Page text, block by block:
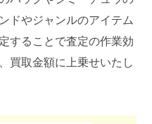
ドやジャンルのアイテム
することで査定の作業効
買取金額に上乗せいたし